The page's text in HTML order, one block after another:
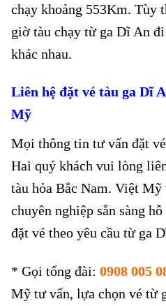
chạy khoảng 553Km. Tùy
giờ tàu chạy từ ga Dĩ An
khác nhau.
Liên hệ đặt vé tàu ga Dĩ
Mỹ
Mọi thông tin tư vấn đặt
Hai quý khách vui lòng
tàu hỏa Bắc Nam. Việt
chuyên nghiệp sẵn sàng
đặt vé theo yêu cầu từ ga
* Gọi tổng đài: 0908 005
Mỹ tư vấn, lựa chọn vé từ